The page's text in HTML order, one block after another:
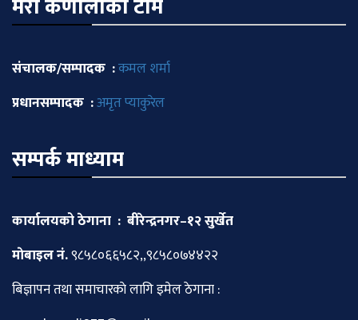
मेराे कर्णालीकाे टीम
संचालक/सम्पादक :कमल शर्मा
प्रधानसम्पादक :अमृत प्याकुरेल
सम्पर्क माध्याम
कार्यालयको ठेगाना : बीरेन्द्रनगर–१२ सुर्खेत
माेबाइल नं.९८५८०६६५८२,,९८५८०७४४२२
बिज्ञापन तथा समाचारकाे लागि इमेल ठेगाना :